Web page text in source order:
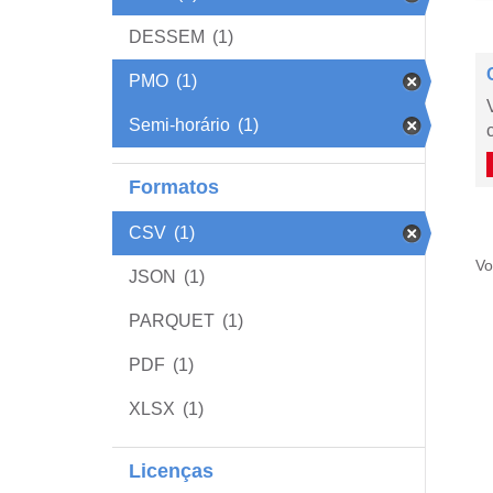
DESSEM (1)
PMO (1)
Semi-horário (1)
Formatos
CSV (1)
JSON (1)
PARQUET (1)
PDF (1)
XLSX (1)
Licenças